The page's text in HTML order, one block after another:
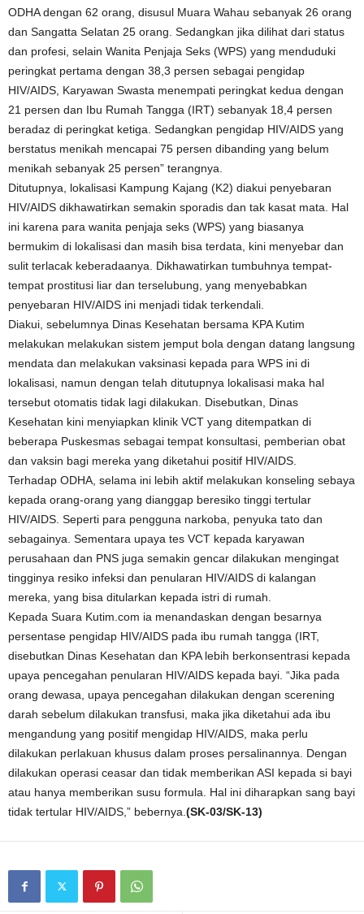
ODHA dengan 62 orang, disusul Muara Wahau sebanyak 26 orang
dan Sangatta Selatan 25 orang. Sedangkan jika dilihat dari status
dan profesi, selain Wanita Penjaja Seks (WPS) yang menduduki
peringkat pertama dengan 38,3 persen sebagai pengidap
HIV/AIDS, Karyawan Swasta menempati peringkat kedua dengan
21 persen dan Ibu Rumah Tangga (IRT) sebanyak 18,4 persen
beradaz di peringkat ketiga. Sedangkan pengidap HIV/AIDS yang
berstatus menikah mencapai 75 persen dibanding yang belum
menikah sebanyak 25 persen” terangnya.
Ditutupnya, lokalisasi Kampung Kajang (K2) diakui penyebaran
HIV/AIDS dikhawatirkan semakin sporadis dan tak kasat mata. Hal
ini karena para wanita penjaja seks (WPS) yang biasanya
bermukim di lokalisasi dan masih bisa terdata, kini menyebar dan
sulit terlacak keberadaanya. Dikhawatirkan tumbuhnya tempat-
tempat prostitusi liar dan terselubung, yang menyebabkan
penyebaran HIV/AIDS ini menjadi tidak terkendali.
Diakui, sebelumnya Dinas Kesehatan bersama KPA Kutim
melakukan melakukan sistem jemput bola dengan datang langsung
mendata dan melakukan vaksinasi kepada para WPS ini di
lokalisasi, namun dengan telah ditutupnya lokalisasi maka hal
tersebut otomatis tidak lagi dilakukan. Disebutkan, Dinas
Kesehatan kini menyiapkan klinik VCT yang ditempatkan di
beberapa Puskesmas sebagai tempat konsultasi, pemberian obat
dan vaksin bagi mereka yang diketahui positif HIV/AIDS.
Terhadap ODHA, selama ini lebih aktif melakukan konseling sebaya
kepada orang-orang yang dianggap beresiko tinggi tertular
HIV/AIDS. Seperti para pengguna narkoba, penyuka tato dan
sebagainya. Sementara upaya tes VCT kepada karyawan
perusahaan dan PNS juga semakin gencar dilakukan mengingat
tingginya resiko infeksi dan penularan HIV/AIDS di kalangan
mereka, yang bisa ditularkan kepada istri di rumah.
Kepada Suara Kutim.com ia menandaskan dengan besarnya
persentase pengidap HIV/AIDS pada ibu rumah tangga (IRT,
disebutkan Dinas Kesehatan dan KPA lebih berkonsentrasi kepada
upaya pencegahan penularan HIV/AIDS kepada bayi. “Jika pada
orang dewasa, upaya pencegahan dilakukan dengan scerening
darah sebelum dilakukan transfusi, maka jika diketahui ada ibu
mengandung yang positif mengidap HIV/AIDS, maka perlu
dilakukan perlakuan khusus dalam proses persalinannya. Dengan
dilakukan operasi ceasar dan tidak memberikan ASI kepada si bayi
atau hanya memberikan susu formula. Hal ini diharapkan sang bayi
tidak tertular HIV/AIDS,” bebernya. (SK-03/SK-13)